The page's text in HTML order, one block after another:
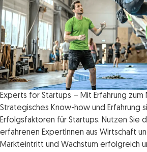
Experts for Startups – Mit Erfahrung
Strategisches Know-how und Erfahrung
Erfolgsfaktoren für Startups. Nutzen Sie
erfahrenen ExpertInnen aus Wirtschaft
Markteintritt und Wachstum erfolgreich